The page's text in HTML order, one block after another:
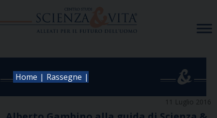
Home | Rassegne |
11 Luglio 2016